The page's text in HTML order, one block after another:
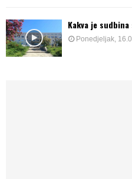
Kakva je
Ponedjeljak,